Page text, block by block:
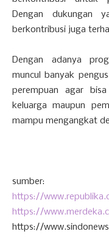
Dengan dukungan
berkontribusi juga
Dengan adanya
muncul banyak
perempuan agar
keluarga maupun
mampu mengangkat
sumber:
https://
https://
https://